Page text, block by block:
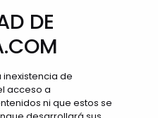
DE
de
acceso a
ni que estos se